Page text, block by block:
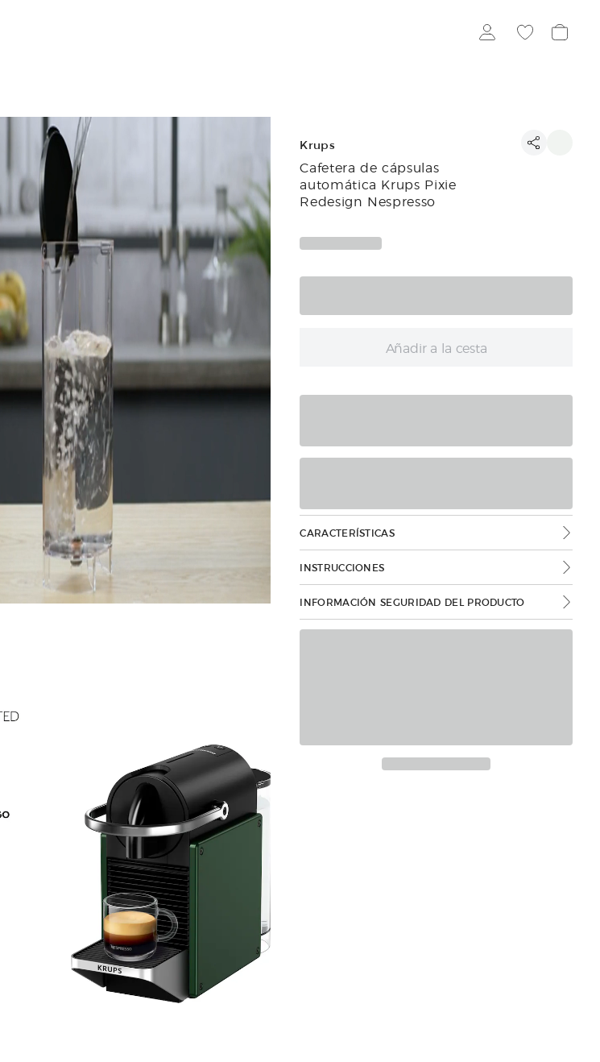
Krups
Cafetera de cápsulas
automática Krups Pixie
Redesign Nespresso
Añadir a la cesta
CARACTERÍSTICAS
INSTRUCCIONES
INFORMACIÓN SEGURIDAD DEL PRODUCTO